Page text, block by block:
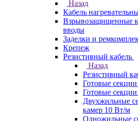
Назад
Кабель
Взрывозащищенные
вводы
Заделки и
Крепеж
Резистивный кабель
Назад
Резистивный
Готовые
Готовые
Двухжильные
камер 10 Вт/м
Одножильные